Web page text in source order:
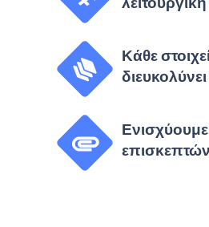
Κάθε
Ενισχύουμε